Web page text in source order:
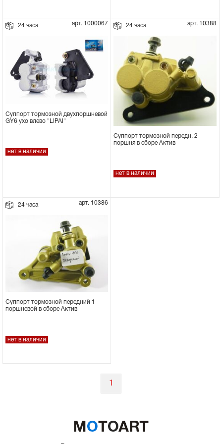
Прокладки на мотоблок
Свечи на мотоблок
Глушитель на мотоблок
Элементы управления, тросики на
Навесное и запчасти к нему
24 часа арт. 1000067
Суппорт тормозной двухпоршневой
GY6 ухо влево "LIPAI"
нет в наличии
24 часа арт. 10388
Суппорт тормозной передн. 2
поршня в сборе Актив
нет в наличии
24 часа арт. 10386
Суппорт тормозной передний 1
поршневой в сборе Актив
нет в наличии
1